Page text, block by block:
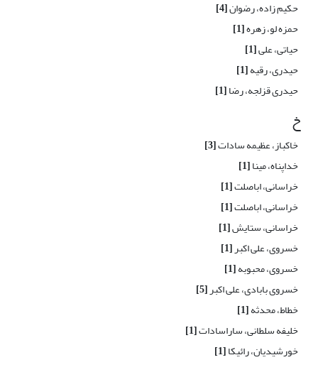
حکیم زاده، رضوان[4]
حمزه لو، زهره[1]
حیاتی، علی[1]
حیدری، رقیه[1]
حیدری قزلجه، رضا[1]
خ
خاکباز، عظیمه سادات[3]
خداپناه، مینا[1]
خراسانی، اباصلت[1]
خراسانی، اباصلت[1]
خراسانی، ستایش[1]
خسروی، علی اکبر[1]
خسروی، محبوبه[1]
خسروی بابادی، علی اکبر[5]
خطاط، محدثه[1]
خلیفه سلطانی، ساراسادات[1]
خورشیدیان، رائیکا[1]